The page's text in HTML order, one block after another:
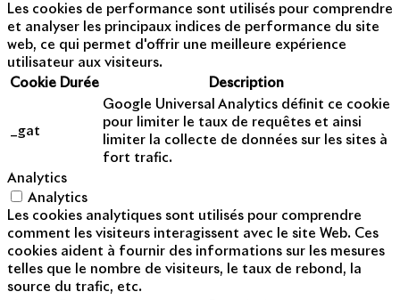
Les cookies de performance sont utilisés pour comprendre
et analyser les principaux indices de performance du site
web, ce qui permet d'offrir une meilleure expérience
utilisateur aux visiteurs.
Cookie Durée Description
_gat
Google Universal Analytics définit ce cookie
pour limiter le taux de requêtes et ainsi
limiter la collecte de données sur les sites à
fort trafic.
Analytics
Analytics
Les cookies analytiques sont utilisés pour comprendre
comment les visiteurs interagissent avec le site Web. Ces
cookies aident à fournir des informations sur les mesures
telles que le nombre de visiteurs, le taux de rebond, la
source du trafic, etc.